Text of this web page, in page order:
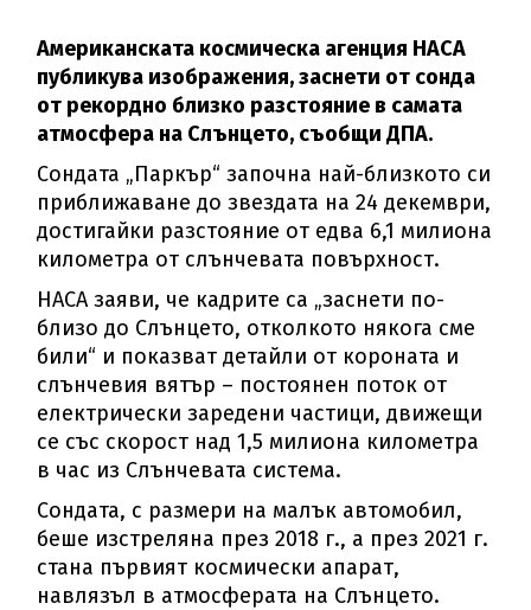
Американската космическа агенция НАСА
публикува изображения, заснети от сонда
от рекордно близко разстояние в самата
атмосфера на Слънцето, съобщи ДПА.
Сондата „Паркър“ започна най-близкото си
приближаване до звездата на 24 декември,
достигайки разстояние от едва 6,1 милиона
километра от слънчевата повърхност.
НАСА заяви, че кадрите са „заснети по-
близо до Слънцето, отколкото някога сме
били“ и показват детайли от короната и
слънчевия вятър – постоянен поток от
електрически заредени частици, движещи
се със скорост над 1,5 милиона километра
в час из Слънчевата система.
Сондата, с размери на малък автомобил,
беше изстреляна през 2018 г., а през 2021 г.
стана първият космически апарат,
навлязъл в атмосферата на Слънцето.